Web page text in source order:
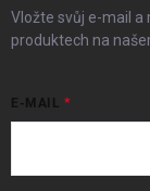
Vložte svůj e-mail
produktech na
E-MAIL